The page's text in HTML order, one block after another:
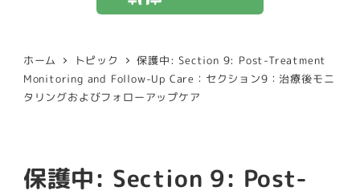
ホーム トピック
保護中: Section 9: Post-Treatment
Monitoring and Follow-Up Care：セクション9：治療後モニ
タリングおよびフォローアップケア
保護中: Section 9: Post-